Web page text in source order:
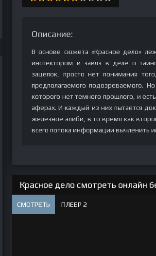
Описание:
В основе сюжета «Красное дело»
инспектором и завяз в деле о
зацепок, просто нет понимания
предполагаемого подозреваемого.
которого нет темного прошлого, и
аферах. И каждый из них пытается
железное алиби, в то время как
всего потока информации вычленить
Красное дело смотреть онлайн
СМОТРЕТЬ ПЛЕЕР 2